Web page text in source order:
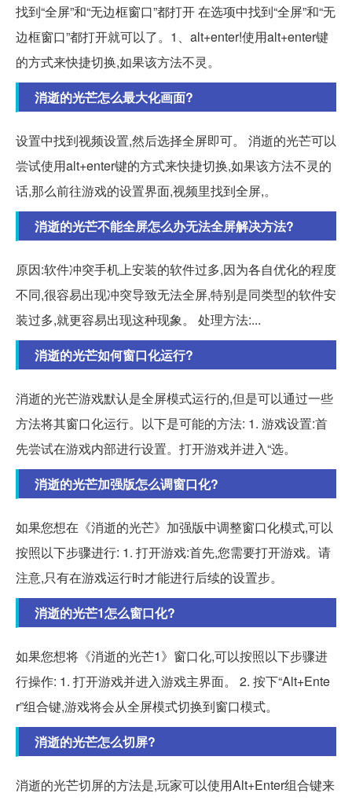
找到“全屏”和“无边框窗口”都打开 在选项中找到“全屏”和“无
边框窗口”都打开就可以了。1、alt+enter!使用alt+enter键
的方式来快捷切换,如果该方法不灵。
消逝的光芒怎么最大化画面?
设置中找到视频设置,然后选择全屏即可。 消逝的光芒可以
尝试使用alt+enter键的方式来快捷切换,如果该方法不灵的
话,那么前往游戏的设置界面,视频里找到全屏,。
消逝的光芒不能全屏怎么办无法全屏解决方法?
原因:软件冲突手机上安装的软件过多,因为各自优化的程度
不同,很容易出现冲突导致无法全屏,特别是同类型的软件安
装过多,就更容易出现这种现象。 处理方法:...
消逝的光芒如何窗口化运行?
消逝的光芒游戏默认是全屏模式运行的,但是可以通过一些
方法将其窗口化运行。以下是可能的方法: 1. 游戏设置:首
先尝试在游戏内部进行设置。打开游戏并进入“选。
消逝的光芒加强版怎么调窗口化?
如果您想在《消逝的光芒》加强版中调整窗口化模式,可以
按照以下步骤进行: 1. 打开游戏:首先,您需要打开游戏。请
注意,只有在游戏运行时才能进行后续的设置步。
消逝的光芒1怎么窗口化?
如果您想将《消逝的光芒1》窗口化,可以按照以下步骤进
行操作: 1. 打开游戏并进入游戏主界面。 2. 按下“Alt+Ente
r”组合键,游戏将会从全屏模式切换到窗口模式。
消逝的光芒怎么切屏?
消逝的光芒切屏的方法是,玩家可以使用Alt+Enter组合键来